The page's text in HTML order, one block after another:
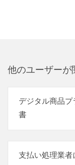
他のユ⁠ーザ⁠ーが
デジタル商品
書
支払い処理業者